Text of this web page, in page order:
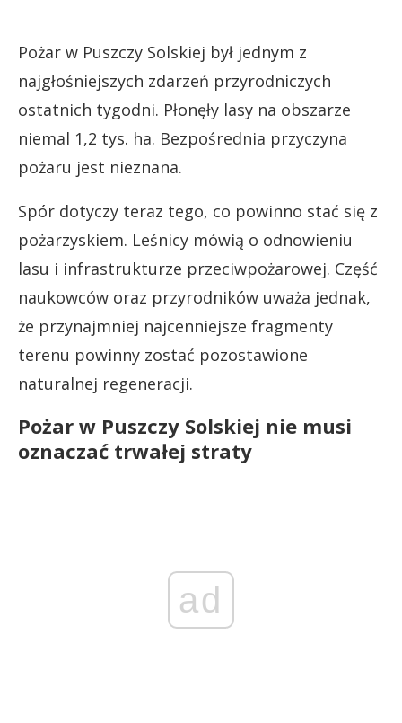
Pożar w Puszczy Solskiej był jednym z
najgłośniejszych zdarzeń przyrodniczych
ostatnich tygodni. Płonęły lasy na obszarze
niemal 1,2 tys. ha. Bezpośrednia przyczyna
pożaru jest nieznana.
Spór dotyczy teraz tego, co powinno stać się z
pożarzyskiem. Leśnicy mówią o odnowieniu
lasu i infrastrukturze przeciwpożarowej. Część
naukowców oraz przyrodników uważa jednak,
że przynajmniej najcenniejsze fragmenty
terenu powinny zostać pozostawione
naturalnej regeneracji.
Pożar w Puszczy Solskiej nie musi
oznaczać trwałej straty
ad